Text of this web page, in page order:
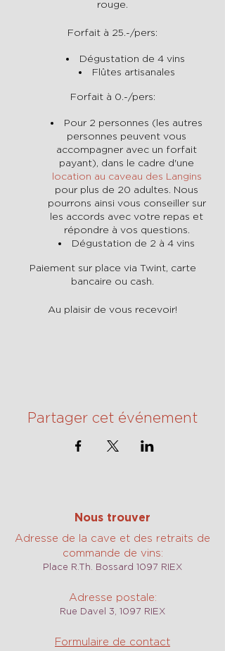
rouge.
Forfait à 25.-/pers:
Dégustation de 4 vins
Flûtes artisanales
Forfait à 0.-/pers:
Pour 2 personnes (les autres
personnes peuvent vous
accompagner avec un forfait
payant), dans le cadre d'une
location au caveau des Langins
pour plus de 20 adultes. Nous
pourrons ainsi vous conseiller sur
les accords avec votre repas et
répondre à vos questions.
Dégustation de 2 à 4 vins
Paiement sur place via Twint, carte
bancaire ou cash.
Au plaisir de vous recevoir!
Partager cet événement
Nous trouver
Adresse de la cave et des retraits de
commande de vins:
Place R.Th. Bossard 1097 RIEX
Adresse postale:
Rue Davel 3, 1097 RIEX
Formulaire de contact